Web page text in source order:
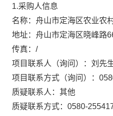
1.采购人信息
名称：舟山市定海区农业农
地址：舟山市定海区晓峰路
传真：/
项目联系人（询问）：刘先
项目联系方式（询问）：
质疑联系人：其他
质疑联系方式：0580-